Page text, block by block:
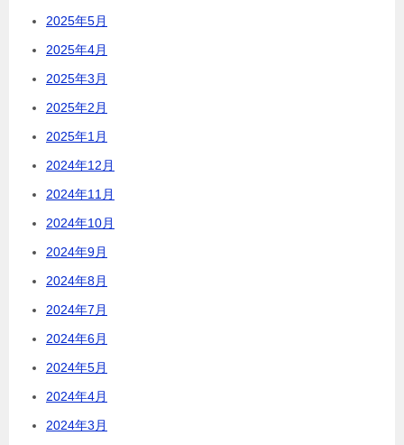
2025年5月
2025年4月
2025年3月
2025年2月
2025年1月
2024年12月
2024年11月
2024年10月
2024年9月
2024年8月
2024年7月
2024年6月
2024年5月
2024年4月
2024年3月